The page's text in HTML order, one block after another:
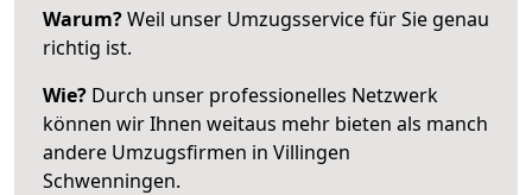
Warum?Weil unser Umzugsservice für Sie genau
richtig ist.
Wie? Durch unser professionelles Netzwerk
können wir Ihnen weitaus mehr bieten als manch
andere Umzugsfirmen in Villingen
Schwenningen.